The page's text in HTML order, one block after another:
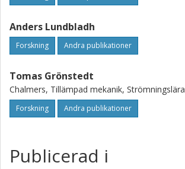
Anders Lundbladh
Forskning Andra publikationer
Tomas Grönstedt
Chalmers, Tillämpad mekanik, Strömningslära
Forskning Andra publikationer
Publicerad i